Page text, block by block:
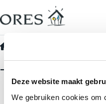
Deze website maakt
We gebruiken cookies om
Skip to Content
Tarieven